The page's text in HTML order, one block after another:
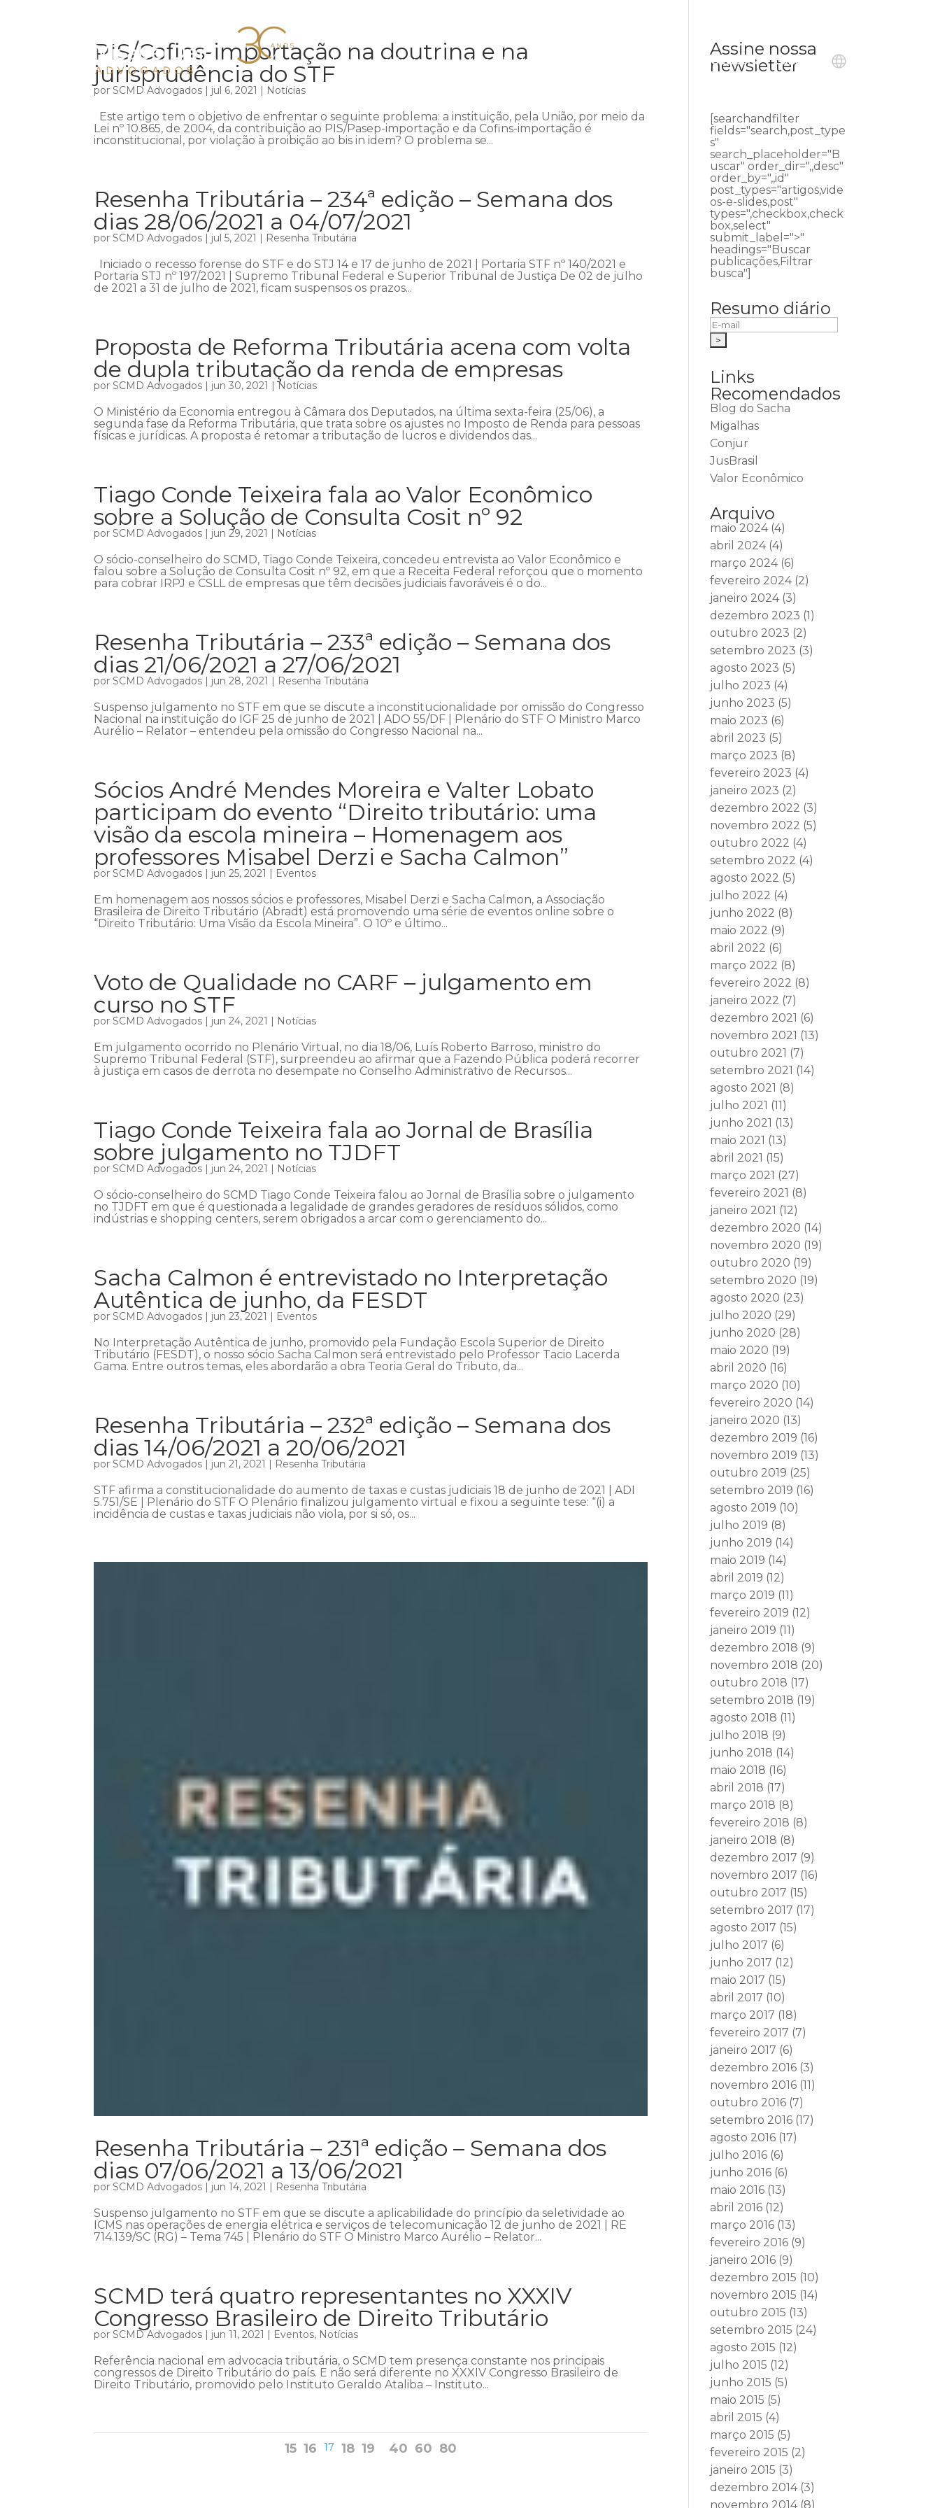
Início Institucional Áreas de atuação Ouvidoria Contato
PIS/Cofins-importação na doutrina e na
jurisprudência do STF
porSCMD Advogados | jul 6, 2021 | Notícias
Este artigo tem o objetivo de enfrentar o seguinte problema: a instituição, pela União, por meio da
Lei nº 10.865, de 2004, da contribuição ao PIS/Pasep-importação e da Cofins-importação é
inconstitucional, por violação à proibição ao bis in idem? O problema se...
Resenha Tributária – 234ª edição – Semana dos
dias 28/06/2021 a 04/07/2021
porSCMD Advogados | jul 5, 2021 | Resenha Tributária
Iniciado o recesso forense do STF e do STJ 14 e 17 de junho de 2021 | Portaria STF nº 140/2021 e
Portaria STJ nº 197/2021 | Supremo Tribunal Federal e Superior Tribunal de Justiça De 02 de julho
de 2021 a 31 de julho de 2021, ficam suspensos os prazos...
Proposta de Reforma Tributária acena com volta
de dupla tributação da renda de empresas
porSCMD Advogados | jun 30, 2021 |Notícias
O Ministério da Economia entregou à Câmara dos Deputados, na última sexta-feira (25/06), a
segunda fase da Reforma Tributária, que trata sobre os ajustes no Imposto de Renda para pessoas
físicas e jurídicas. A proposta é retomar a tributação de lucros e dividendos das...
Tiago Conde Teixeira fala ao Valor Econômico
sobre a Solução de Consulta Cosit nº 92
porSCMD Advogados | jun 29, 2021 | Notícias
O sócio-conselheiro do SCMD, Tiago Conde Teixeira, concedeu entrevista ao Valor Econômico e
falou sobre a Solução de Consulta Cosit nº 92, em que a Receita Federal reforçou que o momento
para cobrar IRPJ e CSLL de empresas que têm decisões judiciais favoráveis é o do...
Resenha Tributária – 233ª edição – Semana dos
dias 21/06/2021 a 27/06/2021
porSCMD Advogados | jun 28, 2021 | Resenha Tributária
Suspenso julgamento no STF em que se discute a inconstitucionalidade por omissão do Congresso
Nacional na instituição do IGF 25 de junho de 2021 | ADO 55/DF | Plenário do STF O Ministro Marco
Aurélio – Relator – entendeu pela omissão do Congresso Nacional na...
Sócios André Mendes Moreira e Valter Lobato
participam do evento “Direito tributário: uma
visão da escola mineira – Homenagem aos
professores Misabel Derzi e Sacha Calmon”
porSCMD Advogados | jun 25, 2021 | Eventos
Em homenagem aos nossos sócios e professores, Misabel Derzi e Sacha Calmon, a Associação
Brasileira de Direito Tributário (Abradt) está promovendo uma série de eventos online sobre o
“Direito Tributário: Uma Visão da Escola Mineira”. O 10º e último...
Voto de Qualidade no CARF – julgamento em
curso no STF
porSCMD Advogados | jun 24, 2021 | Notícias
Em julgamento ocorrido no Plenário Virtual, no dia 18/06, Luís Roberto Barroso, ministro do
Supremo Tribunal Federal (STF), surpreendeu ao afirmar que a Fazendo Pública poderá recorrer
à justiça em casos de derrota no desempate no Conselho Administrativo de Recursos...
Tiago Conde Teixeira fala ao Jornal de Brasília
sobre julgamento no TJDFT
porSCMD Advogados | jun 24, 2021 | Notícias
O sócio-conselheiro do SCMD Tiago Conde Teixeira falou ao Jornal de Brasília sobre o julgamento
no TJDFT em que é questionada a legalidade de grandes geradores de resíduos sólidos, como
indústrias e shopping centers, serem obrigados a arcar com o gerenciamento do...
Sacha Calmon é entrevistado no Interpretação
Autêntica de junho, da FESDT
porSCMD Advogados | jun 23, 2021 | Eventos
No Interpretação Autêntica de junho, promovido pela Fundação Escola Superior de Direito
Tributário (FESDT), o nosso sócio Sacha Calmon será entrevistado pelo Professor Tacio Lacerda
Gama. Entre outros temas, eles abordarão a obra Teoria Geral do Tributo, da...
Resenha Tributária – 232ª edição – Semana dos
dias 14/06/2021 a 20/06/2021
porSCMD Advogados | jun 21, 2021 | Resenha Tributária
STF afirma a constitucionalidade do aumento de taxas e custas judiciais 18 de junho de 2021 | ADI
5.751/SE | Plenário do STF O Plenário finalizou julgamento virtual e fixou a seguinte tese: “(i) a
incidência de custas e taxas judiciais não viola, por si só, os...
Resenha Tributária – 231ª edição – Semana dos
dias 07/06/2021 a 13/06/2021
porSCMD Advogados | jun 14, 2021 | Resenha Tributária
Suspenso julgamento no STF em que se discute a aplicabilidade do princípio da seletividade ao
ICMS nas operações de energia elétrica e serviços de telecomunicação 12 de junho de 2021 | RE
714.139/SC (RG) – Tema 745 | Plenário do STF O Ministro Marco Aurélio – Relator...
SCMD terá quatro representantes no XXXIV
Congresso Brasileiro de Direito Tributário
porSCMD Advogados | jun 11, 2021 | Eventos, Notícias
Referência nacional em advocacia tributária, o SCMD tem presença constante nos principais
congressos de Direito Tributário do país. E não será diferente no XXXIV Congresso Brasileiro de
Direito Tributário, promovido pelo Instituto Geraldo Ataliba – Instituto...
15 16 17 18 19 40 60 80
Assine nossa
newsletter
[searchandfilter
fields="search,post_type
s"
search_placeholder="B
uscar" order_dir=",,desc"
order_by=",,id"
post_types="artigos,vide
os-e-slides,post"
types=",checkbox,check
box,select"
submit_label=">"
headings="Buscar
publicações,Filtrar
busca"]
Resumo diário
Links
Recomendados
Blog do Sacha
Migalhas
Conjur
JusBrasil
Valor Econômico
Arquivo
maio 2024(4)
abril 2024(4)
março 2024(6)
fevereiro 2024(2)
janeiro 2024(3)
dezembro 2023 (1)
outubro 2023 (2)
setembro 2023 (3)
agosto 2023 (5)
julho 2023 (4)
junho 2023 (5)
maio 2023 (6)
abril 2023 (5)
março 2023 (8)
fevereiro 2023 (4)
janeiro 2023 (2)
dezembro 2022 (3)
novembro 2022 (5)
outubro 2022 (4)
setembro 2022 (4)
agosto 2022 (5)
julho 2022 (4)
junho 2022 (8)
maio 2022 (9)
abril 2022 (6)
março 2022 (8)
fevereiro 2022 (8)
janeiro 2022 (7)
dezembro 2021 (6)
novembro 2021 (13)
outubro 2021 (7)
setembro 2021 (14)
agosto 2021 (8)
julho 2021 (11)
junho 2021 (13)
maio 2021 (13)
abril 2021 (15)
março 2021 (27)
fevereiro 2021 (8)
janeiro 2021 (12)
dezembro 2020 (14)
novembro 2020 (19)
outubro 2020 (19)
setembro 2020 (19)
agosto 2020 (23)
julho 2020 (29)
junho 2020 (28)
maio 2020 (19)
abril 2020 (16)
março 2020 (10)
fevereiro 2020 (14)
janeiro 2020 (13)
dezembro 2019 (16)
novembro 2019 (13)
outubro 2019 (25)
setembro 2019 (16)
agosto 2019 (10)
julho 2019 (8)
junho 2019 (14)
maio 2019 (14)
abril 2019 (12)
março 2019 (11)
fevereiro 2019 (12)
janeiro 2019 (11)
dezembro 2018 (9)
novembro 2018 (20)
outubro 2018 (17)
setembro 2018 (19)
agosto 2018 (11)
julho 2018 (9)
junho 2018 (14)
maio 2018 (16)
abril 2018 (17)
março 2018 (8)
fevereiro 2018 (8)
janeiro 2018 (8)
dezembro 2017 (9)
novembro 2017 (16)
outubro 2017 (15)
setembro 2017 (17)
agosto 2017 (15)
julho 2017 (6)
junho 2017 (12)
maio 2017 (15)
abril 2017 (10)
março 2017 (18)
fevereiro 2017 (7)
janeiro 2017 (6)
dezembro 2016 (3)
novembro 2016 (11)
outubro 2016 (7)
setembro 2016 (17)
agosto 2016 (17)
julho 2016 (6)
junho 2016 (6)
maio 2016 (13)
abril 2016 (12)
março 2016 (13)
fevereiro 2016 (9)
janeiro 2016 (9)
dezembro 2015 (10)
novembro 2015 (14)
outubro 2015 (13)
setembro 2015 (24)
agosto 2015 (12)
julho 2015 (12)
junho 2015 (5)
maio 2015 (5)
abril 2015 (4)
março 2015 (5)
fevereiro 2015 (2)
janeiro 2015 (3)
dezembro 2014(3)
novembro 2014(8)